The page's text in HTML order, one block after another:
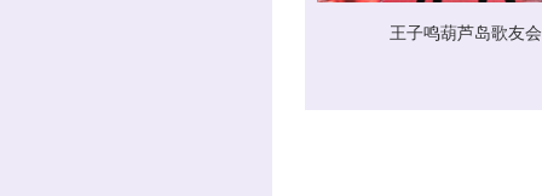
王子鸣葫芦岛歌友会